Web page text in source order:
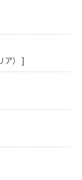
ア） ]